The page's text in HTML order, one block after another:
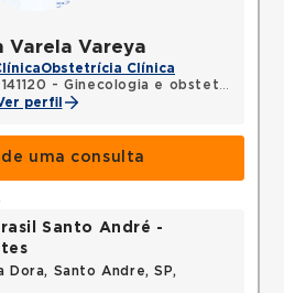
Varela Vareya
Obstetrícia Clínica
141120 - Ginecologia e obstetrícia
perfil
uma consulta
Santo André -
Dora, Santo Andre, SP,